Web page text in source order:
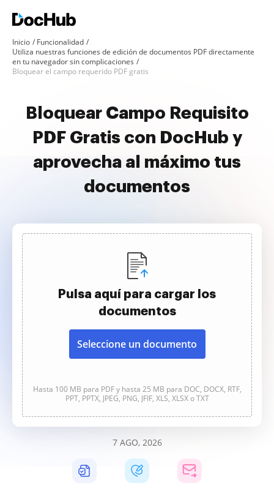
Inicio
Funcionalidad
Utiliza nuestras funciones de edición de documentos PDF directamente
en tu navegador sin complicaciones
Bloquear el campo requerido PDF gratis
Bloquear Campo Requisito
PDF Gratis con DocHub y
aprovecha al máximo tus
documentos
Pulsa aquí para cargar los
documentos
Seleccione un documento
Hasta 100 MB para PDF y hasta 25 MB para DOC, DOCX, RTF,
PPT, PPTX, JPEG, PNG, JFIF, XLS, XLSX o TXT
7 AGO, 2026